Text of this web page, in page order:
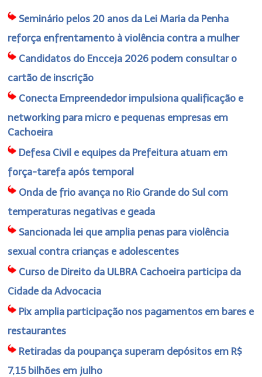
Seminário pelos 20 anos da Lei Maria da Penha
reforça enfrentamento à violência contra a mulher
Candidatos do Encceja 2026 podem consultar o
cartão de inscrição
Conecta Empreendedor impulsiona qualificação e
networking para micro e pequenas empresas em
Cachoeira
Defesa Civil e equipes da Prefeitura atuam em
força-tarefa após temporal
Onda de frio avança no Rio Grande do Sul com
temperaturas negativas e geada
Sancionada lei que amplia penas para violência
sexual contra crianças e adolescentes
Curso de Direito da ULBRA Cachoeira participa da
Cidade da Advocacia
Pix amplia participação nos pagamentos em bares e
restaurantes
Retiradas da poupança superam depósitos em R$
7,15 bilhões em julho